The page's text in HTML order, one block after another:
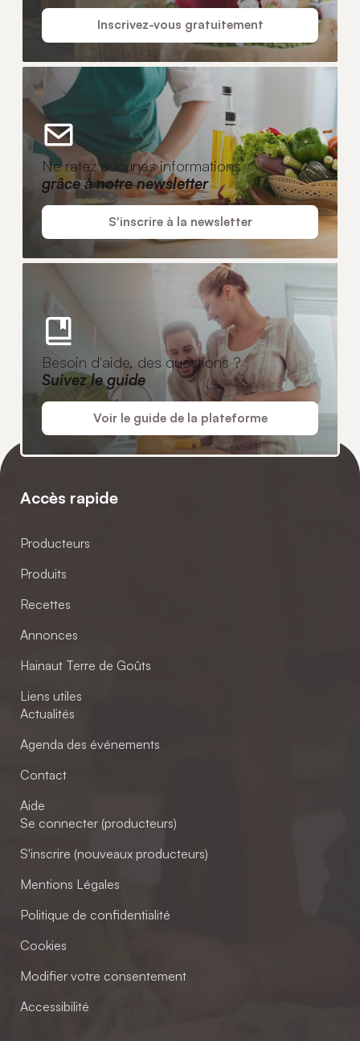
Inscrivez-vous gratuitement
Ne ratez aucunes informations
grâce à notre newsletter
S'inscrire à la newsletter
Besoin d'aide, des questions ?
Suivez le guide
Voir le guide de la plateforme
Accès rapide
Producteurs
Produits
Recettes
Annonces
Hainaut Terre de Goûts
Liens utiles
Actualités
Agenda des événements
Contact
Aide
Se connecter (producteurs)
S'inscrire (nouveaux producteurs)
Mentions Légales
Politique de confidentialité
Cookies
Modifier votre consentement
Accessibilité